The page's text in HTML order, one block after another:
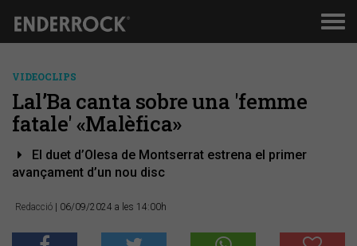
VIDEOCLIPS
Lal’Ba canta sobre una 'femme
fatale' «Malèfica»
El duet d’Olesa de Montserrat estrena el primer
avançament d’un nou disc
Redacció | 06/09/2024 a les 14:00h